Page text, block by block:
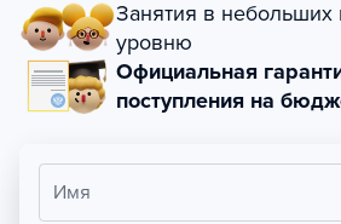
Занятия в небольших
уровню
Официальная
поступления на
Имя